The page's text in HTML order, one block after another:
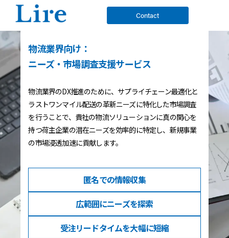
Contact
物流業界向け：
ニーズ・市場調査支援サービス
物流業界のDX推進のために、サプライチェーン最適化と
ラストワンマイル配送の革新ニーズに特化した市場調査
を行うことで、貴社の物流ソリューションに真の関心を
持つ荷主企業の潜在ニーズを効率的に特定し、新規事業
の市場浸透加速に貢献します。
匿名での情報収集
広範囲にニーズを探索
受注リードタイムを大幅に短縮